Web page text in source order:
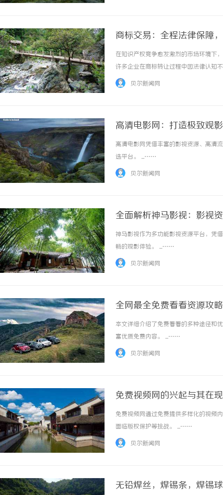
商标交易：全程法律保障
在知识产权竞争愈发激烈的市场环境下
许多企业在商标转让过程中因法律认知
从法律框架、流程优化、风险防控三个
贝尔新闻网
高清电影网：打造极致观
高清电影网凭借丰富的影视资源、高清
选平台。 ...……
贝尔新闻网
全面解析神马影视：影视
神马影视作为多功能影视资源平台，凭
畅的观影体验。 ...……
贝尔新闻网
全网最全免费看看资源攻
本文详细介绍了免费看看的多种途径和
富优质免费内容。 ...……
贝尔新闻网
免费视频网的兴起与其在
免费视频网通过免费提供多样化的视频
面临版权保护等挑战。 ...……
贝尔新闻网
无铅焊丝，焊锡条，焊锡